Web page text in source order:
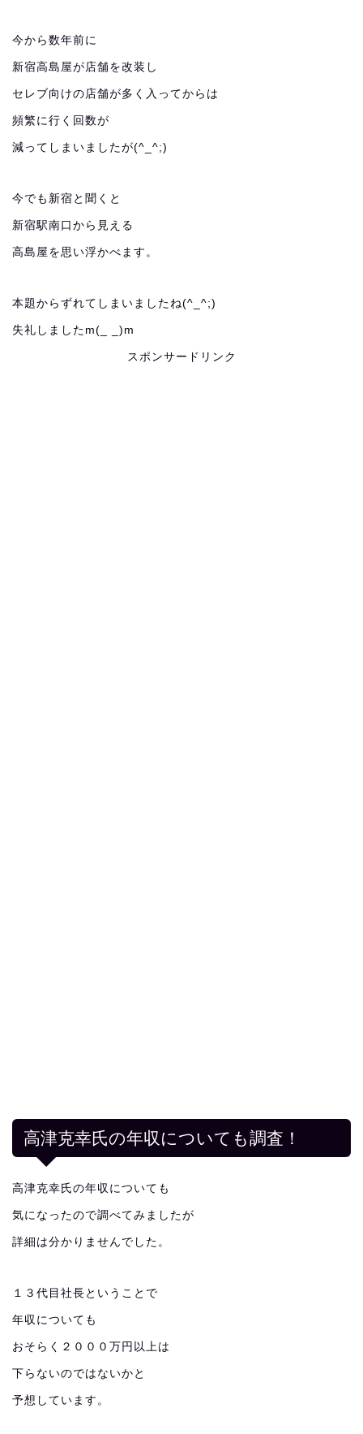
今から数年前に
新宿高島屋が店舗を改装し
セレブ向けの店舗が多く入ってからは
頻繁に行く回数が
減ってしまいましたが(^_^;)
今でも新宿と聞くと
新宿駅南口から見える
高島屋を思い浮かべます。
本題からずれてしまいましたね(^_^;)
失礼しましたm(_ _)m
スポンサードリンク
高津克幸氏の年収についても調査！
高津克幸氏の年収についても
気になったので調べてみましたが
詳細は分かりませんでした。
１３代目社長ということで
年収についても
おそらく２０００万円以上は
下らないのではないかと
予想しています。